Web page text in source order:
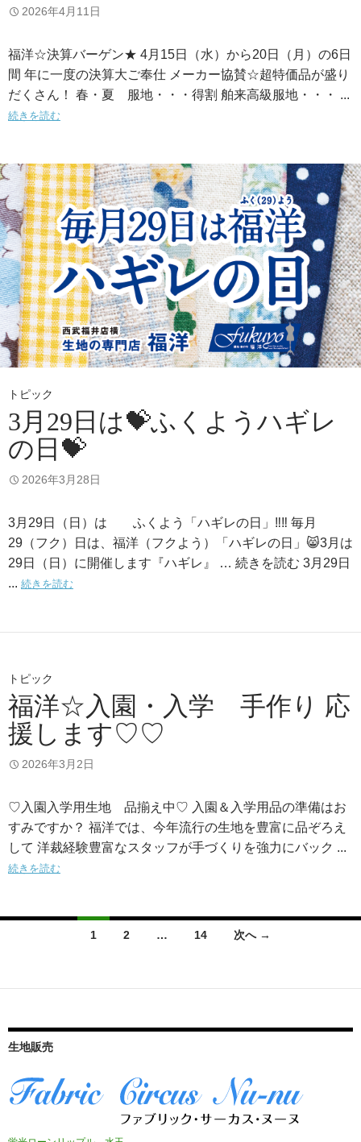
2026年4月11日
福洋☆決算バーゲン★ 4月15日（水）から20日（月）の6日
間 年に一度の決算大ご奉仕 メーカー協賛☆超特価品が盛り
だくさん！ 春・夏 服地・・・得割 舶来高級服地・・・ ...
続きを読む
トピック
3月29日は💝ふくようハギレ
の日💝
2026年3月28日
3月29日（日）は ふくよう「ハギレの日」‼️‼️ 毎月
29（フク）日は、福洋（フクよう）「ハギレの日」😸3月は
29日（日）に開催します『ハギレ』 … 続きを読む 3月29日
... 続きを読む
トピック
福洋☆入園・入学 手作り 応
援します♡♡
2026年3月2日
♡入園入学用生地 品揃え中♡ 入園＆入学用品の準備はお
すみですか？ 福洋では、今年流行の生地を豊富に品ぞろえ
して 洋裁経験豊富なスタッフが手づくりを強力にバック ...
続きを読む
ナ
ゲ
ー
シ
ョ
1 2 … 14 次へ →
生地販売